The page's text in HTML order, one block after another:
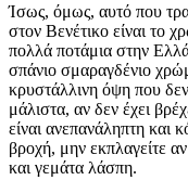
Ίσως, όμως, αυτό που
στον Βενέτικο είναι το
πολλά ποτάμια στην
σπάνιο σμαραγδένιο
κρυστάλλινη όψη που
μάλιστα, αν δεν έχει
είναι ανεπανάληπτη και
βροχή, μην εκπλαγείτε
και γεμάτα λάσπη.